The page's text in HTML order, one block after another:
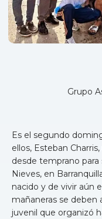
Grupo
Es el segundo
ellos, Esteban
desde temprano para
Nieves, en
nacido y de vivir aún
mañaneras se
juvenil que organizó